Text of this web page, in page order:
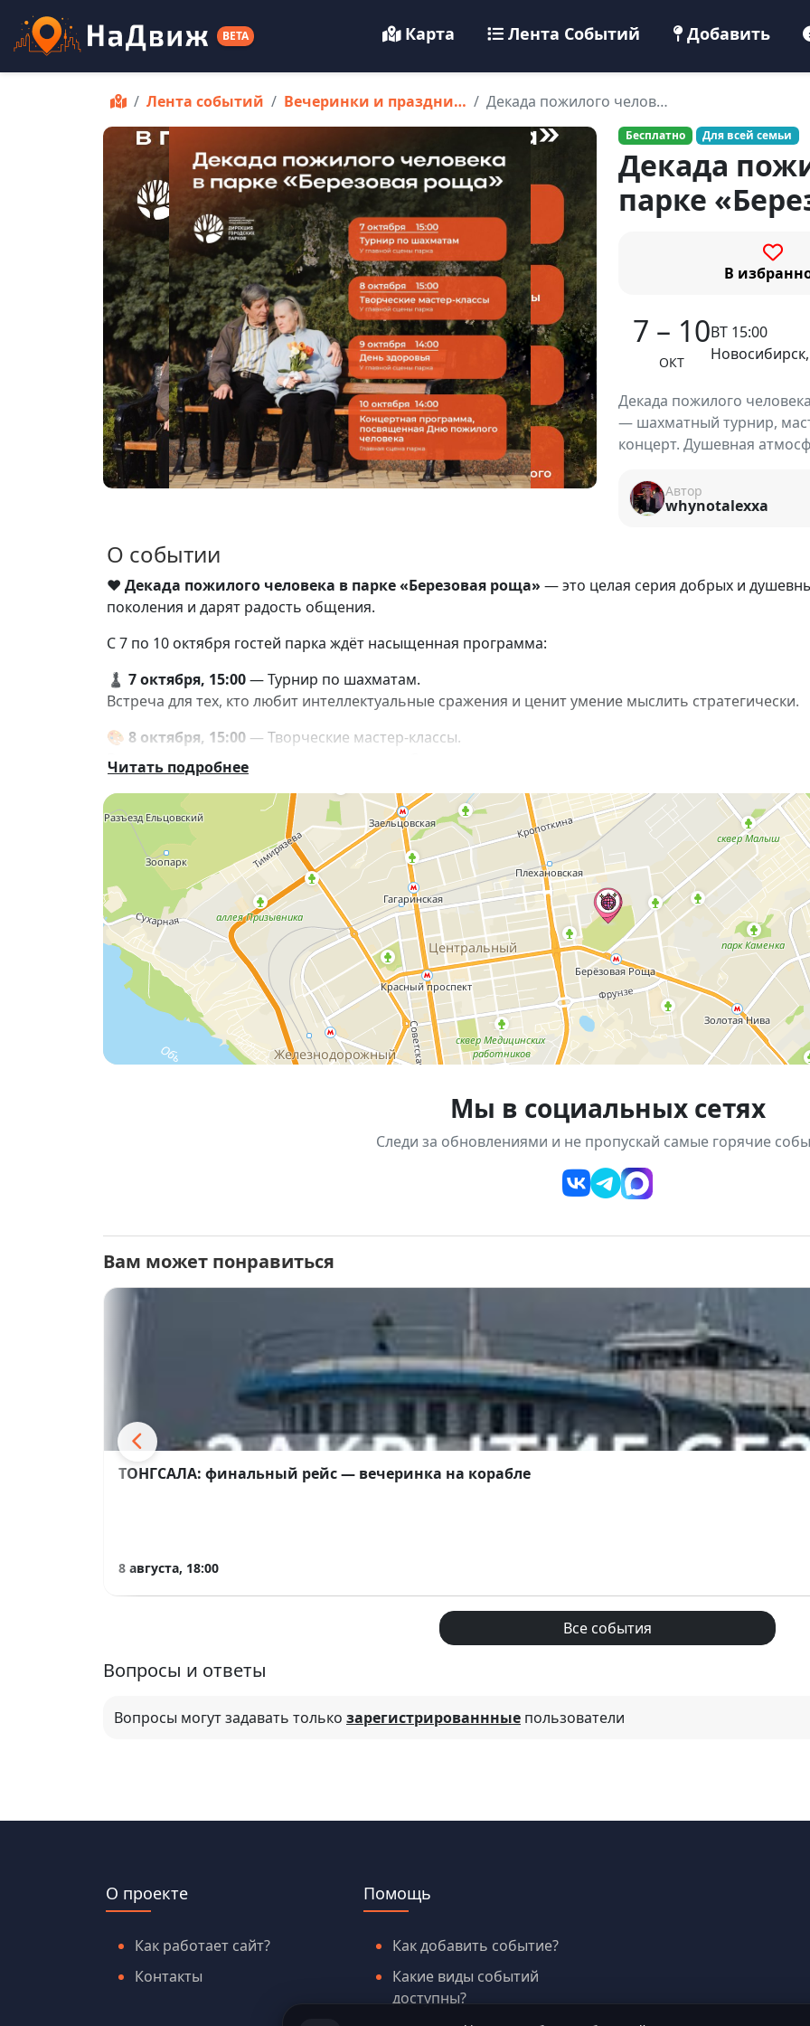
BETA Карта Лента Событий Добавить
Лента событий Вечеринки и праздни… Декада пожилого челов…
Бесплатно Для всей семьи
Декада
парке
В
7 – 10
ОКТ
ВТ 15:00
Декада пожилого
— шахматный турнир,
концерт. Душевная
Автор
whynotalexxa
О событии
❤ Декада пожилого человека в парке «Березовая роща» — это целая серия добрых и
поколения и дарят радость общения.
С 7 по 10 октября гостей парка ждёт насыщенная программа:
♟ 7 октября, 15:00— Турнир по шахматам.
Встреча для тех, кто любит интеллектуальные сражения и ценит умение мыслить стратегически.
🎨 8 октября, 15:00 — Творческие мастер-классы.
Возможность раскрыть свои таланты, пообщаться с мастерами и создать что-то своими руками.
🌿9 октября, 14:00— День здоровья.
Полезные советы, заряд бодрости и активности для сохранения сил и энергии.
10 октября, 14:00— Концертная программа, посвящённая Дню пожилого человека.
Тёплые песни, искренние слова благодарности и праздничная атмосфера.
✨ Эти мероприятия — прекрасный повод подарить внимание и улыбку своим близким, провести
настроением.
📍 Всё пройдёт у главной сцены парка «Березовая роща».
Читать подробнее
Мы в социальных сетях
Следи за обновлениями и не пропускай самые горячие
Вам может понравиться
ТОНГСАЛА: финальный рейс — вечеринка на корабле
8 августа, 18:00
Все события
Вопросы и ответы
Вопросы могут задавать только зарегистрированнные пользователи
О проекте
Как работает сайт?
Контакты
Помощь
Как добавить событие?
Какие виды событий
доступны?